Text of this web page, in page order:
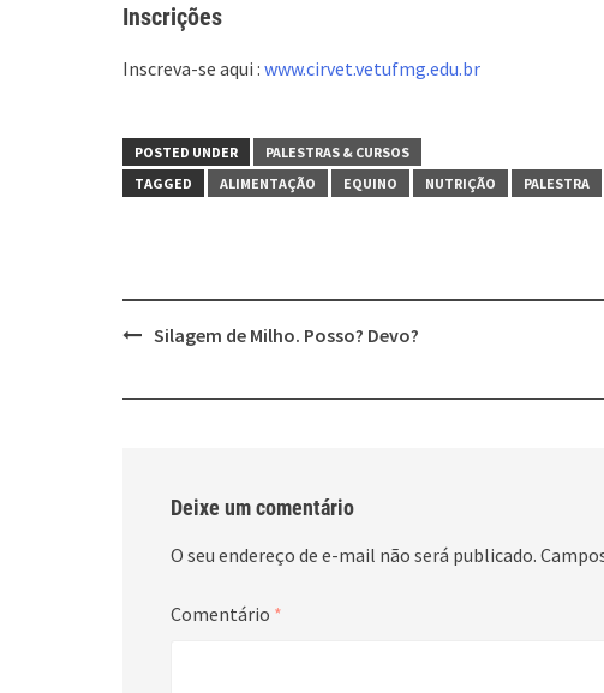
Inscrições
Inscreva-se aqui : www.cirvet.vetufmg.edu.br
POSTED UNDER
PALESTRAS & CURSOS
TAGGED
ALIMENTAÇÃO EQUINO NUTRIÇÃO PALESTRA
PostSilagem de Milho. Posso? Devo?
Deixe um comentário
O seu endereço de e-mail não será publicado.
Comentário *